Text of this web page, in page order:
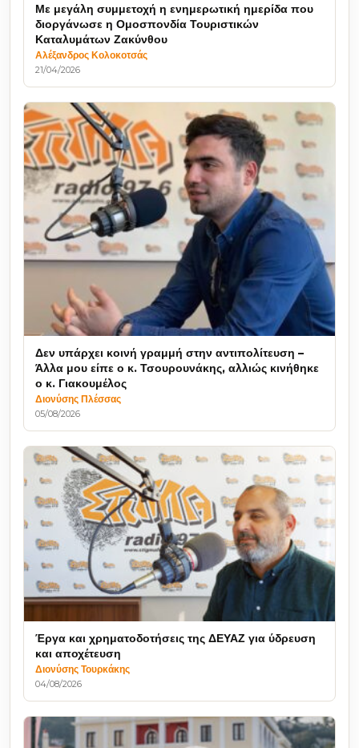
Με μεγάλη συμμετοχή η ενημερωτική ημερίδα που
διοργάνωσε η Ομοσπονδία Τουριστικών
Καταλυμάτων Ζακύνθου
Αλέξανδρος Κολοκοτσάς
21/04/2026
Δεν υπάρχει κοινή γραμμή στην αντιπολίτευση –
Άλλα μου είπε ο κ. Τσουρουνάκης, αλλιώς κινήθηκε
ο κ. Γιακουμέλος
Διονύσης Πλέσσας
05/08/2026
Έργα και χρηματοδοτήσεις της ΔΕΥΑΖ για ύδρευση
και αποχέτευση
Διονύσης Τουρκάκης
04/08/2026